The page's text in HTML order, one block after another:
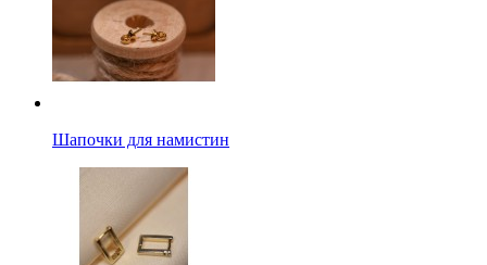
Шапочки для намистин